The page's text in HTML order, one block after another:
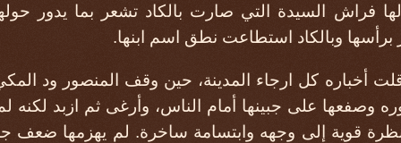
فراش السيدة التي صارت بالكاد تشعر بما يدور
وبالكاد استطاعت نطق اسم ابنها.
أخباره كل ارجاء المدينة، حين وقف المنصور ود
وصفعها على جبينها أمام الناس، وأرغى ثم ازبد لكنه
قوية إلى وجهه وابتسامة ساخرة. لم يهزمها ضعف